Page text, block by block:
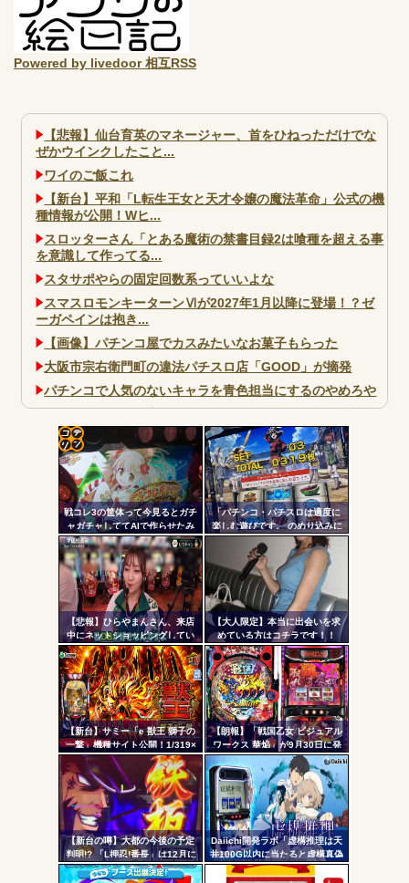
Powered by livedoor 相互RSS
【悲報】仙台育英のマネージャー、首をひねっただけでな
ぜかウインクしたこと...
ワイのご飯これ
【新台】平和「L転生王女と天才令嬢の魔法革命」公式の機
種情報が公開！Wヒ...
スロッターさん「とある魔術の禁書目録2は喰種を超える事
を意識して作ってる...
スタサポやらの固定回数系っていいよな
スマスロモンキーターンⅥが2027年1月以降に登場！？ゼ
ーガペインは抱き...
【画像】パチンコ屋でカスみたいなお菓子もらった
大阪市宗右衛門町の違法パチスロ店「GOOD」が摘発
パチンコで人気のないキャラを青色担当にするのやめろや
ワイ、パチンコ屋店員の目の前で会員カードを握り潰し
「今までありがとう」と...
無職のパチンコカス(22)なんやが、ワイの人生どれくらい
ヤバいか教えて？...
AngelBeats!とかいうクソアニメの思い出ｗｗｗ
Powered by livedoor 相互RSS
戦コレ3の筐体って今見るとガチ
ャガチャしててAIで作らせたみ
たいだよな
「パチンコ・パチスロは適度に
楽しむ遊びです。 のめり込みに
注意しましょう。」←これおか
しいだろｗｗｗ
【悲報】ひらやまんさん、来店
中にネットショッピングしてい
る様子を撮影された挙句シバタ
ーさんに密告されてしまう…
【大人限定】本当に出会いを求
めている方はコチラです！！
【新台】サミー「e 獣王 獅子の
一撃」機種サイト公開！1/319×
ドデカSTRAIGHT、右の1/2で平
均9,800個のサバチャンに突入
【朗報】「戦国乙女 ビジュアル
ワークス 華焔」が9月30日に発
売決定！定価3980円、P戦国乙
女7・L戦国乙女5・グッズなどの
アートワーク集
【新台の噂】大都の今後の予定
判明!? 「L押忍!番長」は12月に
登場か
Daiichi開発ラボ「虚構推理は天
井100G以内に当たると虚構真偽
が2回当選するまで転落しない状
コテ
リン
- 固
定リ
ンク
自動
更新
ツー
ル